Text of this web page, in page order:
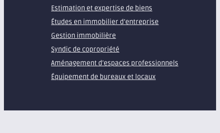
Estimation et expertise de biens
Études en immobilier d’entreprise
Gestion immobilière
Syndic de copropriété
Aménagement d’espaces professionnels
Équipement de bureaux et locaux